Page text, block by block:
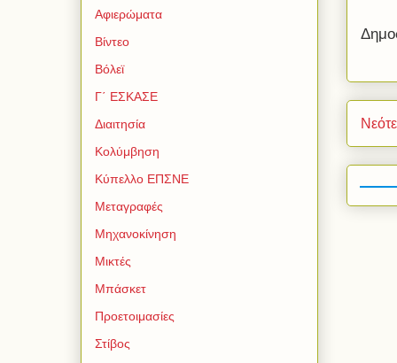
Αφιερώματα
Βίντεο
Βόλεϊ
Γ΄ ΕΣΚΑΣΕ
Διαιτησία
Κολύμβηση
Κύπελλο ΕΠΣΝΕ
Μεταγραφές
Μηχανοκίνηση
Μικτές
Μπάσκετ
Προετοιμασίες
Στίβος